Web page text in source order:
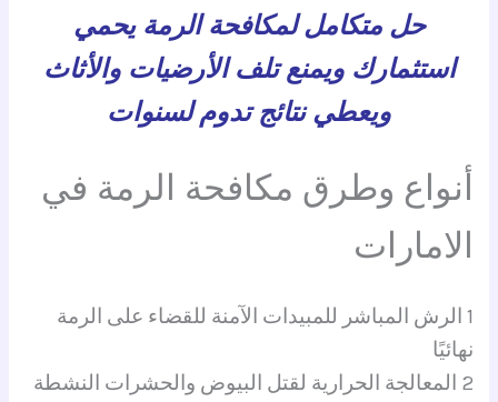
حل متكامل لمكافحة الرمة يحمي
استثمارك ويمنع تلف الأرضيات والأثاث
ويعطي نتائج تدوم لسنوات
أنواع وطرق مكافحة الرمة في
الامارات
1 الرش المباشر للمبيدات الآمنة للقضاء على الرمة
نهائيًا
2 المعالجة الحرارية لقتل البيوض والحشرات النشطة